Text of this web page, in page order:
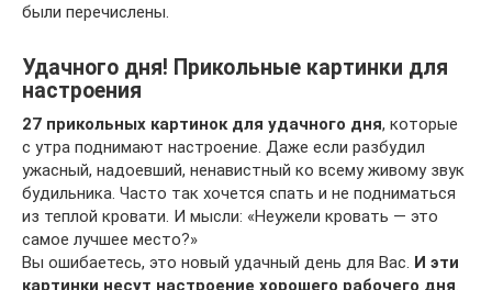
были перечислены.
Удачного дня! Прикольные картинки для
настроения
27 прикольных картинок для удачного дня, которые
с утра поднимают настроение. Даже если разбудил
ужасный, надоевший, ненавистный ко всему живому звук
будильника. Часто так хочется спать и не подниматься
из теплой кровати. И мысли: «Неужели кровать — это
самое лучшее место?»
Вы ошибаетесь, это новый удачный день для Вас. И эти
картинки несут настроение хорошего рабочего дня